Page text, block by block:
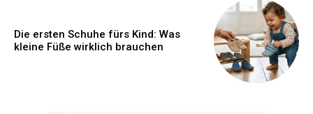
Die ersten Schuhe fürs Kind: Was
kleine Füße wirklich brauchen